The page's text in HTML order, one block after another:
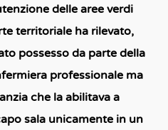
delle aree verdi
territoriale ha rilevato,
possesso da parte della
professionale ma
che la abilitava a
sala unicamente in un